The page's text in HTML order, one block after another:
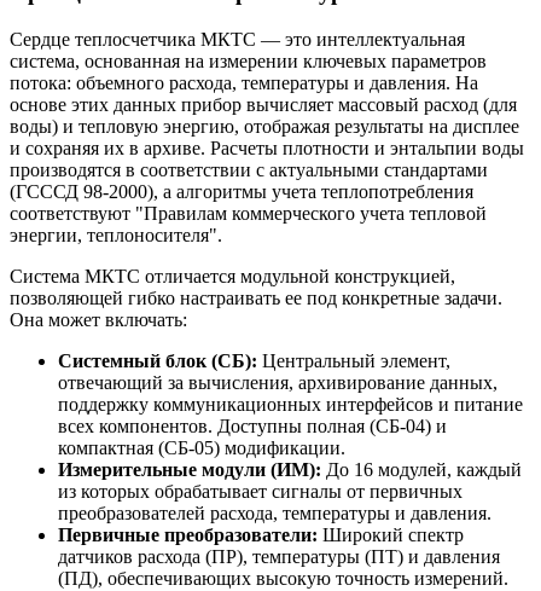
Сердце теплосчетчика МКТС — это интеллектуальная
система, основанная на измерении ключевых параметров
потока: объемного расхода, температуры и давления. На
основе этих данных прибор вычисляет массовый расход (для
воды) и тепловую энергию, отображая результаты на дисплее
и сохраняя их в архиве. Расчеты плотности и энтальпии воды
производятся в соответствии с актуальными стандартами
(ГСССД 98-2000), а алгоритмы учета теплопотребления
соответствуют "Правилам коммерческого учета тепловой
энергии, теплоносителя".
Система МКТС отличается модульной конструкцией,
позволяющей гибко настраивать ее под конкретные задачи.
Она может включать:
Системный блок (СБ): Центральный элемент,
отвечающий за вычисления, архивирование данных,
поддержку коммуникационных интерфейсов и питание
всех компонентов. Доступны полная (СБ-04) и
компактная (СБ-05) модификации.
Измерительные модули (ИМ): До 16 модулей, каждый
из которых обрабатывает сигналы от первичных
преобразователей расхода, температуры и давления.
Первичные преобразователи: Широкий спектр
датчиков расхода (ПР), температуры (ПТ) и давления
(ПД), обеспечивающих высокую точность измерений.